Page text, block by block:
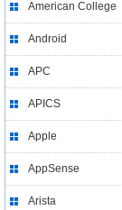
American College
Android
APC
APICS
Apple
AppSense
Arista